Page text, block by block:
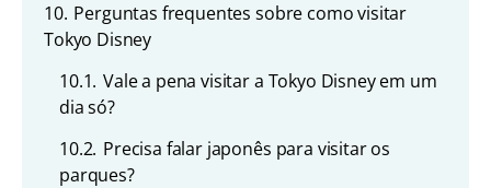
10. Perguntas frequentes sobre como visitar
Tokyo Disney
10.1. Vale a pena visitar a Tokyo Disney em um
dia só?
10.2. Precisa falar japonês para visitar os
parques?